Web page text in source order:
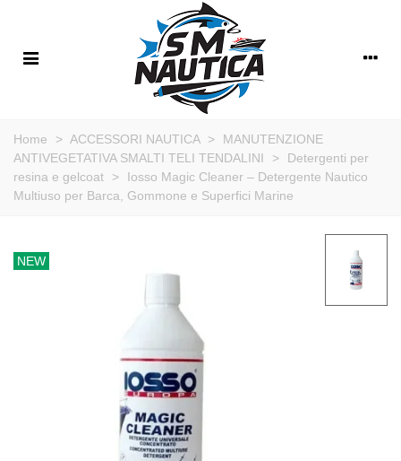
Home > ACCESSORI NAUTICA >
MANUTENZIONE
ANTIVEGETATIVA SMALTI TELI TENDALINI
>
Detergenti per
resina e gelcoat
>
Iosso Magic Cleaner – Detergente Nautico
Multiuso per Barca, Gommone e Superfici Marine
NEW